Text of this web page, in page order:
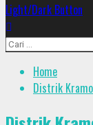
Light/Dark Button
Cari
Home
Distrik